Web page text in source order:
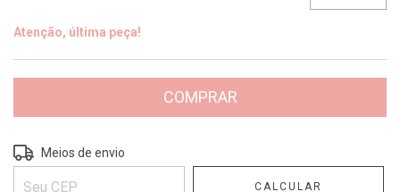
Atenção, última peça!
Entregas para o CEP:
Meios de envio
CALCULAR